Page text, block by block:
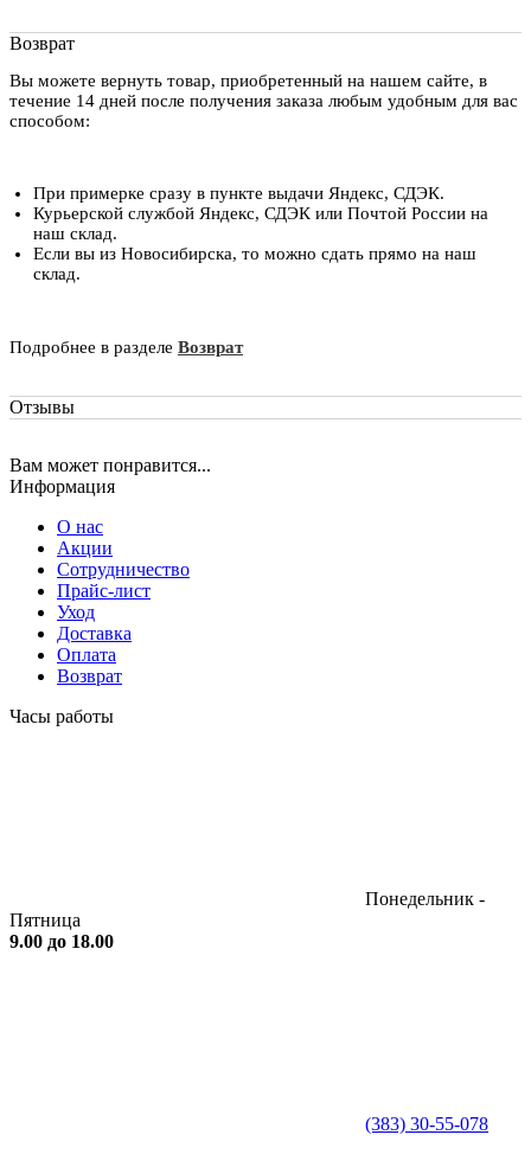
Возврат
Вы можете вернуть товар, приобретенный на нашем сайте, в
течение 14 дней после получения заказа любым удобным для вас
способом:
При примерке сразу в пункте выдачи Яндекс, СДЭК.
Курьерской службой Яндекс, СДЭК или Почтой России на
наш склад.
Если вы из Новосибирска, то можно сдать прямо на наш
склад.
Подробнее в разделе Возврат
Отзывы
Вам может понравится...
Информация
О нас
Акции
Сотрудничество
Прайс-лист
Уход
Доставка
Оплата
Возврат
Часы работы
Понедельник -
Пятница
9.00 до 18.00
(383) 30-55-078